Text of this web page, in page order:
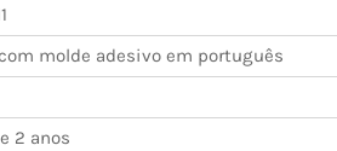
molde adesivo em português
2 anos